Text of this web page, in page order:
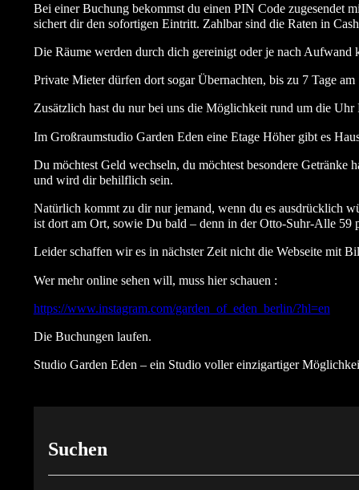
Bei einer Buchung bekommst du einen PIN Code zugesendet
sichert dir den sofortigen Eintritt. Zahlbar sind die Raten in
Die Räume werden durch dich gereinigt oder je nach Aufwand
Private Mieter dürfen dort sogar Übernachten, bis zu 7 Tage
Zusätzlich hast du nur bei uns die Möglichkeit rund um die Uhr
Im Großraumstudio Garden Eden eine Etage Höher gibt es
Du möchtest Geld wechseln, du möchtest besondere
und wird dir behilflich sein.
Natürlich kommt zu dir nur jemand, wenn du es ausdrücklich
ist dort am Ort, sowie Du bald – denn in der Otto-Suhr-Alle 59
Leider schaffen wir es in nächster Zeit nicht die Webseite mit
Wer mehr online sehen will, muss hier schauen :
https://www.instagram.com/garden_of_eden_berlin/?hl=en
Die Buchungen laufen.
Studio Garden Eden – ein Studio voller einzigartiger
Suchen